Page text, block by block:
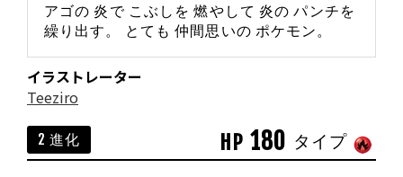
アゴの 炎で こぶしを 燃やして 炎の パンチを
繰り出す。 とても 仲間思いの ポケモン。
イラストレーター
Teeziro
2 進化 HP 180 タイプ